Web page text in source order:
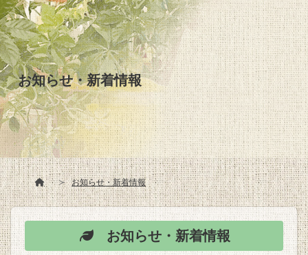
お知らせ・新着情報
お知らせ・新着情報
お知らせ・新着情報